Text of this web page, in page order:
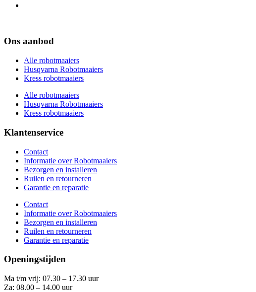
Ons aanbod
Alle robotmaaiers
Husqvarna Robotmaaiers
Kress robotmaaiers
Alle robotmaaiers
Husqvarna Robotmaaiers
Kress robotmaaiers
Klantenservice
Contact
Informatie over Robotmaaiers
Bezorgen en installeren
Ruilen en retourneren
Garantie en reparatie
Contact
Informatie over Robotmaaiers
Bezorgen en installeren
Ruilen en retourneren
Garantie en reparatie
Openingstijden
Ma t/m vrij: 07.30 – 17.30 uur
Za: 08.00 – 14.00 uur